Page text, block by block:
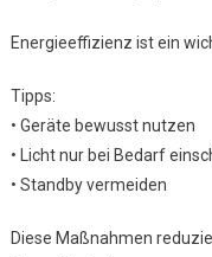
Energieeffizienz ist ein
Tipps:
• Geräte bewusst nutzen
• Licht nur bei Bedarf
• Standby vermeiden
Diese Maßnahmen